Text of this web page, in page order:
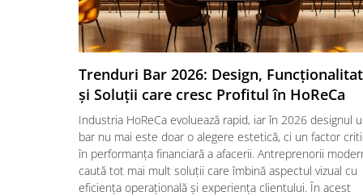
Trenduri Bar 2026: Design,
și Soluții care cresc Profitul în HoReCa
Industria HoReCa evoluează rapid, iar în 2026 designul
bar nu mai este doar o alegere estetică, ci un factor
în performanța financiară a afacerii. Antreprenorii
caută tot mai mult soluții care îmbină aspectul vizual cu
eficiența operațională și experiența clientului. În acest